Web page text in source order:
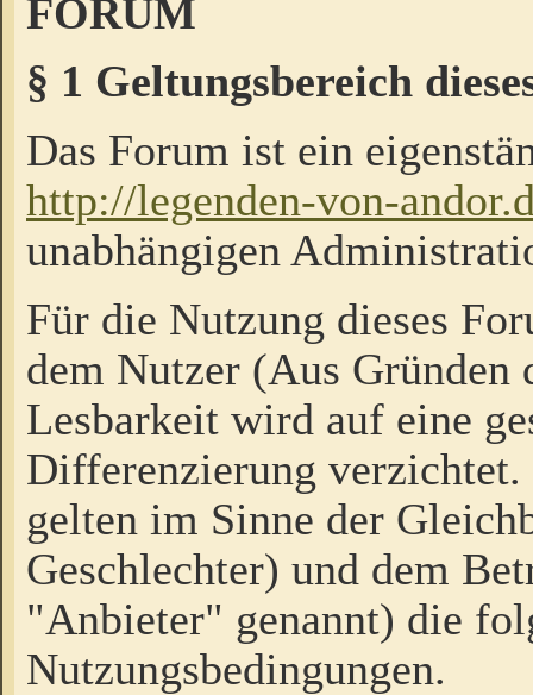
FORUM
§ 1 Geltungsbereich
Das Forum ist ein
http://legenden-von-
unabhängigen
Für die Nutzung dieses
dem Nutzer (Aus Gründen
Lesbarkeit wird auf eine
Differenzierung
gelten im Sinne der
Geschlechter) und dem
"Anbieter" genannt) die
Nutzungsbedingungen.